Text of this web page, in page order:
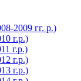
2009 гг. р.)
г.р.)
г.р.)
г.р.)
г.р.)